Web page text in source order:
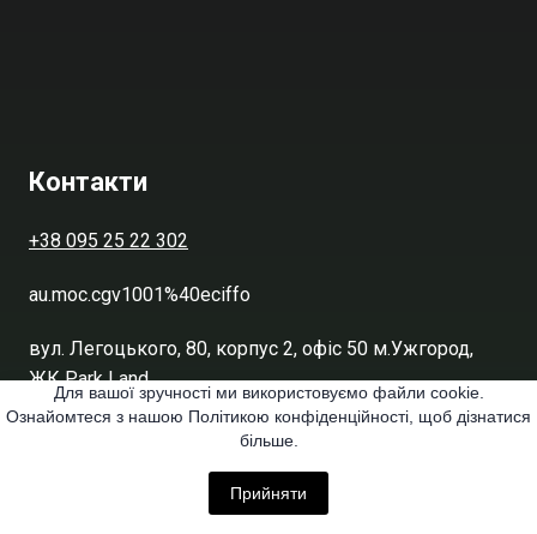
Контакти
+38 095 25 22 302
au.moc.cgv1001%40eciffo
вул. Легоцького, 80, корпус 2, офіс 50 м.Ужгород,
ЖК Park Land
Для вашої зручності ми використовуємо файли cookie.
Ознайомтеся з нашою Політикою конфіденційності, щоб дізнатися
більше.
Прийняти